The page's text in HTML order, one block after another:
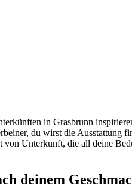
in Grasbrunn
du wirst die Ausstattung
von Unterkunft, die all deine
deinem